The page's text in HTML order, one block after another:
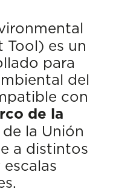
Tool) es un
para
del
con
de la
de la Unión
a distintos